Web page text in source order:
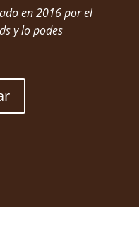
en 2016 por el
y lo podes